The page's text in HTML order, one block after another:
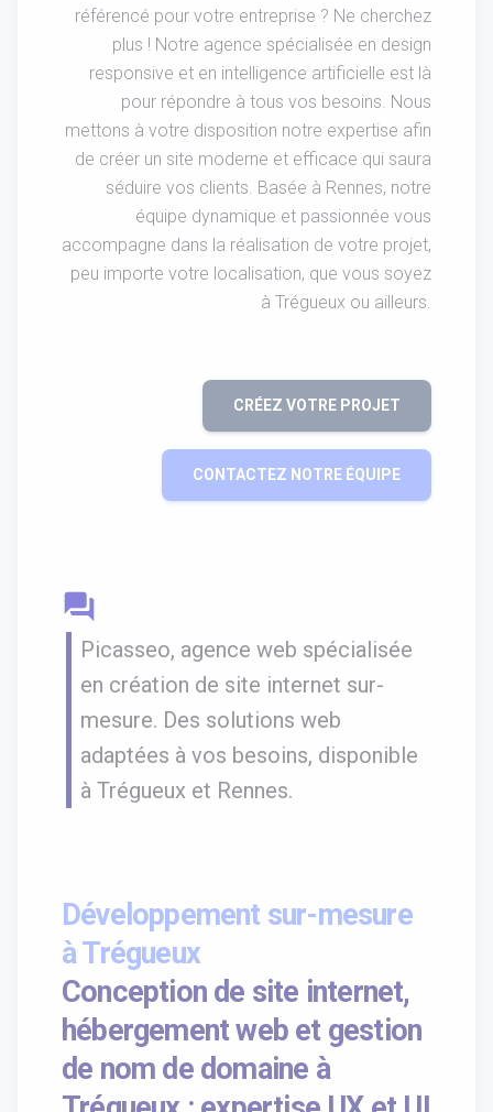
référencé pour votre entreprise ? Ne cherchez
plus ! Notre agence spécialisée en design
responsive et en intelligence artificielle est là
pour répondre à tous vos besoins. Nous
mettons à votre disposition notre expertise afin
de créer un site moderne et efficace qui saura
séduire vos clients. Basée à Rennes, notre
équipe dynamique et passionnée vous
accompagne dans la réalisation de votre projet,
peu importe votre localisation, que vous soyez
à Trégueux ou ailleurs.
CRÉEZ VOTRE PROJET
CONTACTEZ NOTRE ÉQUIPE
question_answer
Picasseo, agence web spécialisée
en création de site internet sur-
mesure. Des solutions web
adaptées à vos besoins, disponible
à Trégueux et Rennes.
Développement sur-mesure
à Trégueux
Conception de site internet,
hébergement web et gestion
de nom de domaine à